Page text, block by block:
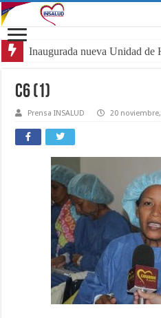
Inaugurada nueva Unidad de
C6 (1)
Prensa INSALUD 20